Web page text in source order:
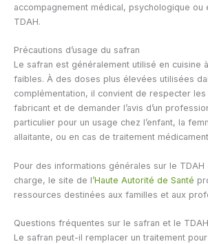
accompagnement médical, psychologique ou
TDAH.
Précautions d’usage du safran
Le safran est généralement utilisé en cuisine
faibles. À des doses plus élevées utilisées
complémentation, il convient de respecter les
fabricant et de demander l’avis d’un
particulier pour un usage chez l’enfant, la
allaitante, ou en cas de traitement
Pour des informations générales sur le TDAH
charge, le site de l’Haute Autorité de Santé
ressources destinées aux familles et aux
Questions fréquentes sur le safran et le TDAH
Le safran peut-il remplacer un traitement